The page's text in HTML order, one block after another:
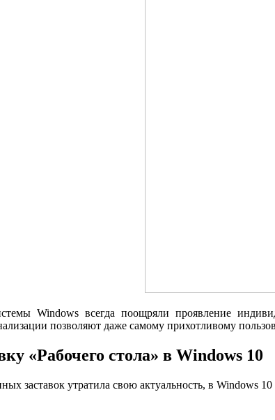
Windows всегда поощряли проявление
позволяют даже самому прихотливому
«Рабочего стола» в Windows 10
заставок утратила свою актуальность, в